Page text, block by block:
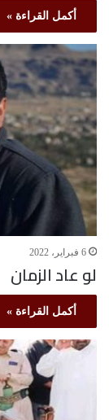
أكمل القراءة »
6 فبراير، 2022
لو عاد الزمان
أكمل القراءة »